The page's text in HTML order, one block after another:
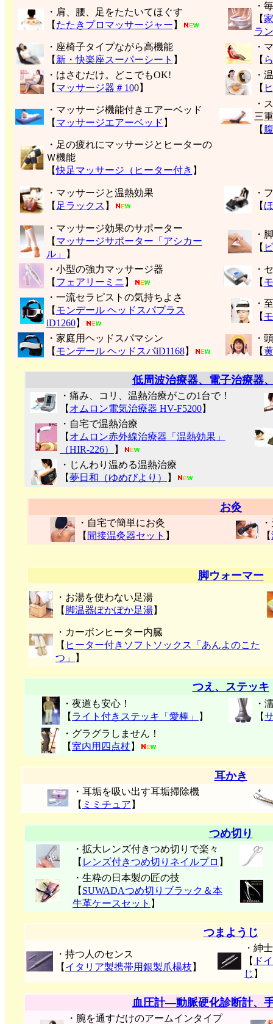
・肩、腰、足をたたいてほぐす
【 たたきプロマッサージャー 】
・
【
ラ
・座椅子タイプながら高機能
【 新・快楽座スーパーシート 】
・
【
・はさむだけ。どこでもOK!
【 マッサージ器＃100】
・
【
・マッサージ機能付きエアーベッド
【 マッサージエアーベッド 】
・
三
【
・足の疲れにマッサージとヒーターの
Ｗ機能
【快足マッサージ（ヒーター付き 】
・マッサージと温熱効果
【 足ラックス 】
・
【
・マッサージ効果のサポーター
【 マッサージサポーター「アシカー
ル」
】
・
【
・小型の強力マッサージ器
【 フェアリーミニ 】
・
【
・一流セラピストの気持ちよさ
【 モンデール ヘッドスパプラス
iD1260】
・
【
・家庭用ヘッドスパマシン
【 モンデール ヘッドスパiD1168】
・
【
低周波治療器、電子治療器
・痛み、コリ、温熱治療がこの1台で！
【 オムロン電気治療器 HV-F5200】
・自宅で温熱治療
【 オムロン赤外線治療器「温熱効果」
（HIR-226）
】
・じんわり温める温熱治療
【夢日和（ゆめびより） 】
お灸
・自宅で簡単にお灸
【 間接温灸器セット 】
【
脚ウォーマー
・お湯を使わない足湯
【 脚温器ぽかぽか足湯】
・カーボンヒーター内臓
【 ヒーター付きソフトソックス「あんよのこた
つ」
】
つえ、ステッキ
・夜道も安心！
【 ライト付きステッキ「愛棒」 】
・
【
・グラグラしません！
【室内用四点杖 】
耳かき
・耳垢を吸い出す耳垢掃除機
【 ミミチュア 】
つめ切り
・拡大レンズ付きつめ切りで楽々
【 レンズ付きつめ切りネイルプロ 】
・生粋の日本製の匠の技
【 SUWADAつめ切りブラック＆本
牛革ケースセット 】
つまようじ
・持つ人のセンス
【 イタリア製携帯用銀製爪楊枝 】
・紳
【 ド
じ 】
血圧計―動脈硬化診断計、
・腕を通すだけのアームインタイプ